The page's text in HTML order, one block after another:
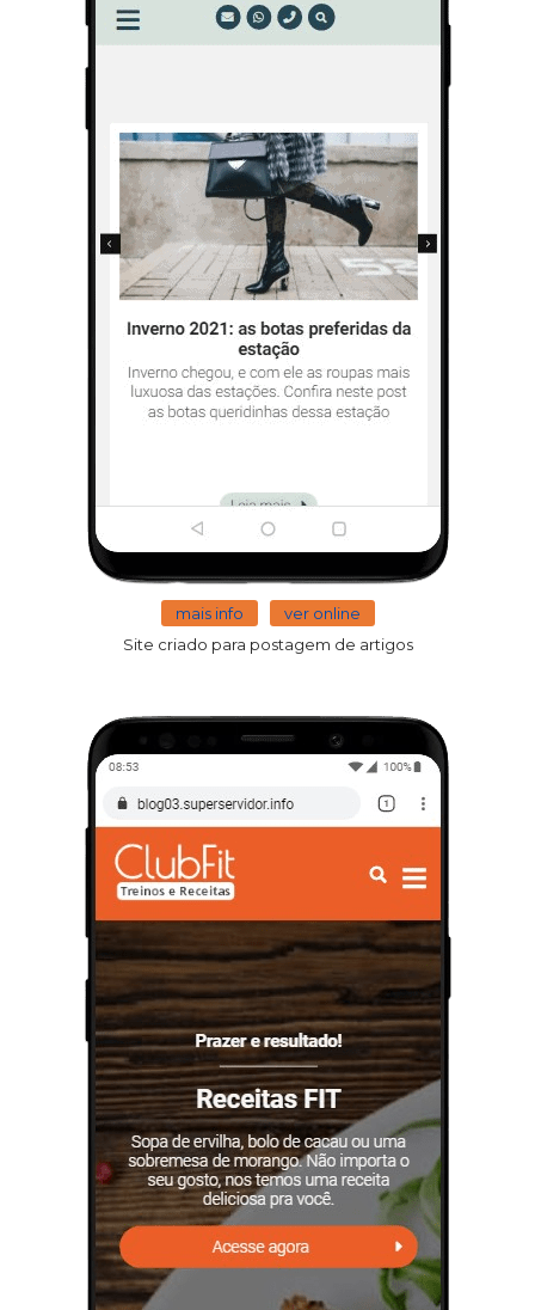
mais info
ver online
Site criado para postagem de artigos